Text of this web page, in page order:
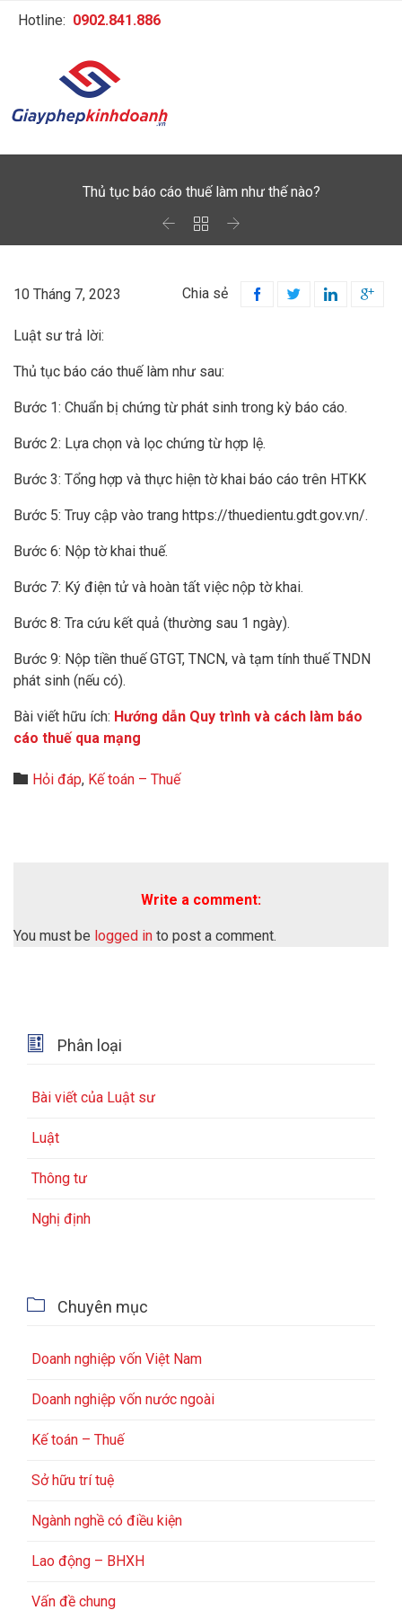
Hotline: 0902.841.886
Thủ tục báo cáo thuế làm như thế nào?
  
10 Tháng 7, 2023 Chia sẻ    
Luật sư trả lời:
Thủ tục báo cáo thuế làm như sau:
Bước 1: Chuẩn bị chứng từ phát sinh trong kỳ báo cáo.
Bước 2: Lựa chọn và lọc chứng từ hợp lệ.
Bước 3: Tổng hợp và thực hiện tờ khai báo cáo trên HTKK
Bước 5: Truy cập vào trang https://thuedientu.gdt.gov.vn/.
Bước 6: Nộp tờ khai thuế.
Bước 7: Ký điện tử và hoàn tất việc nộp tờ khai.
Bước 8: Tra cứu kết quả (thường sau 1 ngày).
Bước 9: Nộp tiền thuế GTGT, TNCN, và tạm tính thuế TNDN
phát sinh (nếu có).
Bài viết hữu ích: Hướng dẫn Quy trình và cách làm báo
cáo thuế qua mạng
 Category
Hỏi đáp, Kế toán – Thuế
Write a comment:
You must be logged in to post a comment.
 Phân loại
Bài viết của Luật sư
Luật
Thông tư
Nghị định
 Chuyên mục
Doanh nghiệp vốn Việt Nam
Doanh nghiệp vốn nước ngoài
Kế toán – Thuế
Sở hữu trí tuệ
Ngành nghề có điều kiện
Lao động – BHXH
Vấn đề chung